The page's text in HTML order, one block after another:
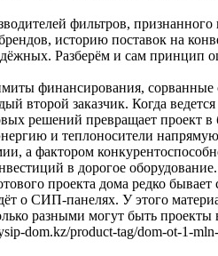
фильтров, признанного
историю поставок на
Разберём и сам принцип
финансирования, сорванные
второй заказчик. Когда
решений превращает проект в
и теплоносители
а фактором
в дорогое оборудование.
проекта дома редко
о СИП-панелях. У этого
разными могут быть проекты
dom.kz/product-tag/dom-ot-1-